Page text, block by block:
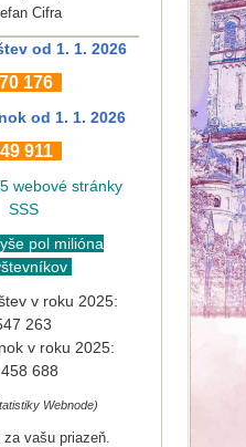
Cifra
od 1. 1. 2026
176
od 1. 1. 2026
911
webové stránky
SSS
pol milióna
v roku 2025:
263
v roku 2025:
688
Webnode)
za vašu priazeň.